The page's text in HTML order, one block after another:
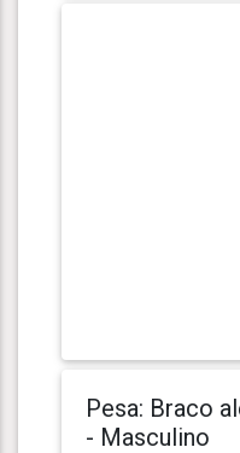
Pesa: Braco
- Masculino